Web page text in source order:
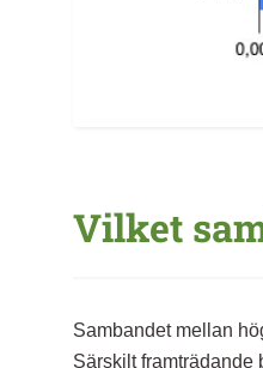
Vilket
Sambandet mellan
Särskilt framträdande